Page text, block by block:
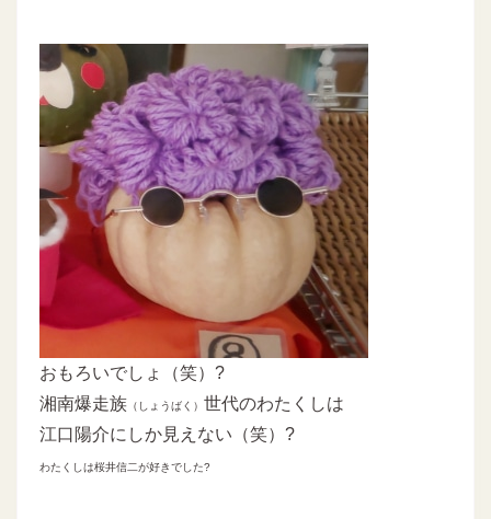
おもろいでしょ（笑）?
湘南爆走族 （しょうばく） 世代のわたくしは
江口陽介にしか見えない（笑）?
わたくしは桜井信二が好きでした?